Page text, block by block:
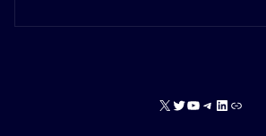
X TwitterYouTube
Telegram